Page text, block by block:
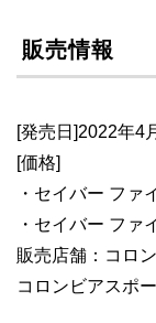
販売情報
[発売日]2022年4
[価格]
・セイバー ファ
・セイバー フ
販売店舗：コロ
コロンビアスポ